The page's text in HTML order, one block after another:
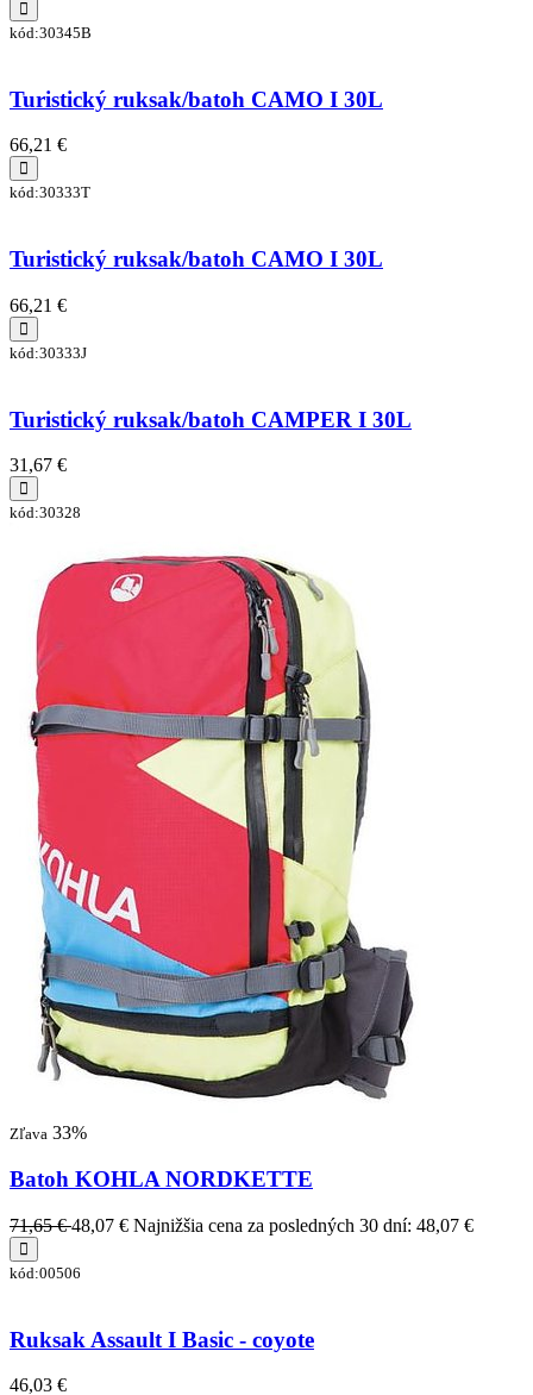
kód:30345B
Turistický ruksak/batoh CAMO I 30L
66,21 €
kód:30333T
Turistický ruksak/batoh CAMO I 30L
66,21 €
kód:30333J
Turistický ruksak/batoh CAMPER I 30L
31,67 €
kód:30328
Zľava 33%
Batoh KOHLA NORDKETTE
71,65 €48,07 € Najnižšia cena za posledných 30 dní: 48,07 €
kód:00506
Ruksak Assault I Basic - coyote
46,03 €